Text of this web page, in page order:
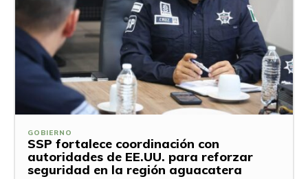
GOBIERNO
SSP fortalece coordinación con
autoridades de EE.UU. para reforzar
seguridad en la región aguacatera